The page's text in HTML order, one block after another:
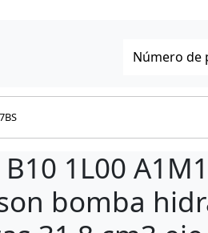
B10 1L00
bomba